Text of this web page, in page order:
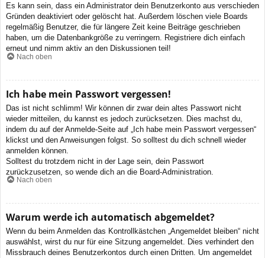
Es kann sein, dass ein Administrator dein Benutzerkonto aus verschieden
Gründen deaktiviert oder gelöscht hat. Außerdem löschen viele Boards
regelmäßig Benutzer, die für längere Zeit keine Beiträge geschrieben
haben, um die Datenbankgröße zu verringern. Registriere dich einfach
erneut und nimm aktiv an den Diskussionen teil!
Nach oben
Ich habe mein Passwort vergessen!
Das ist nicht schlimm! Wir können dir zwar dein altes Passwort nicht
wieder mitteilen, du kannst es jedoch zurücksetzen. Dies machst du,
indem du auf der Anmelde-Seite auf „Ich habe mein Passwort vergessen“
klickst und den Anweisungen folgst. So solltest du dich schnell wieder
anmelden können.
Solltest du trotzdem nicht in der Lage sein, dein Passwort
zurückzusetzen, so wende dich an die Board-Administration.
Nach oben
Warum werde ich automatisch abgemeldet?
Wenn du beim Anmelden das Kontrollkästchen „Angemeldet bleiben“ nicht
auswählst, wirst du nur für eine Sitzung angemeldet. Dies verhindert den
Missbrauch deines Benutzerkontos durch einen Dritten. Um angemeldet